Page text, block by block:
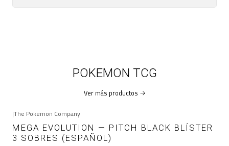
POKEMON TCG
Ver más productos
|The Pokemon Company
MEGA EVOLUTION — PITCH BLACK BLÍSTER
3 SOBRES (ESPAÑOL)